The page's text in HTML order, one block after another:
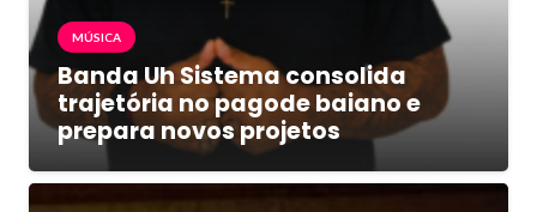
MÚSICA
Banda Uh Sistema consolida
trajetória no pagode baiano e
prepara novos projetos